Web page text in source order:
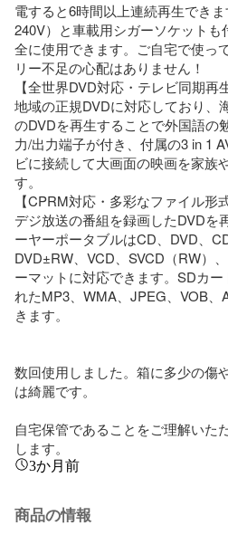
電すると6時間以上連続再生でき
240V）と車載用シガーソケット
全に使用できます。ご自宅で使っ
リー不足の心配はありません！
【全世界DVD対応・テレビ同期
地域の正規DVDに対応しており、
のDVDを再生することで外国語の
力/出力端子が付き、付属の3 in 1
ビに接続して大画面の映画を家族
す。
【CPRM対応・多彩なファイル
デジ放送の番組を録画したDVDを
ーヤーポータブルはCD、DVD、
DVD±RW、VCD、SVCD（RW）
ーマットに対応できます。SDカ
れたMP3、WMA、JPEG、VOB
きます。
数回使用しました。箱に多少の傷
は綺麗です。
自宅保管であることをご理解いた
します。
3か月前
商品の情報